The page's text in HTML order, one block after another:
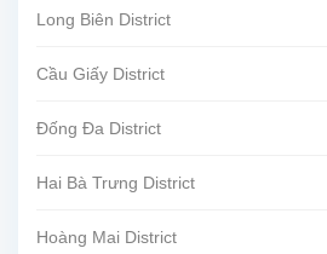
Long Biên District
Cầu Giấy District
Đống Đa District
Hai Bà Trưng District
Hoàng Mai District